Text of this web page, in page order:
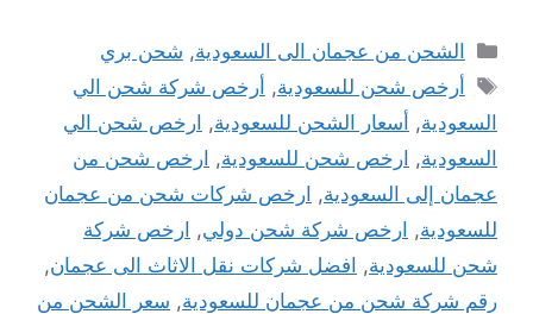
التصنيفات
الشحن من عجمان الى السعودية, شحن بري
الوسوم
أرخص شحن للسعودية, أرخص شركة شحن الي
السعودية, أسعار الشحن للسعودية, ارخص شحن الي
السعودية, ارخص شحن للسعودية, ارخص شحن من
عجمان إلى السعودية, ارخص شركات شحن من عجمان
للسعودية, ارخص شركة شحن دولي, ارخص شركة
شحن للسعودية, افضل شركات نقل الاثاث الى عجمان,
رقم شركة شحن من عجمان للسعودية, سعر الشحن من